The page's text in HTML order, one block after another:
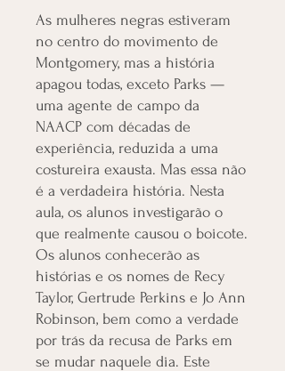
As mulheres negras estiveram
no centro do movimento de
Montgomery, mas a história
apagou todas, exceto Parks —
uma agente de campo da
NAACP com décadas de
experiência, reduzida a uma
costureira exausta. Mas essa não
é a verdadeira história. Nesta
aula, os alunos investigarão o
que realmente causou o boicote.
Os alunos conhecerão as
histórias e os nomes de Recy
Taylor, Gertrude Perkins e Jo Ann
Robinson, bem como a verdade
por trás da recusa de Parks em
se mudar naquele dia. Este